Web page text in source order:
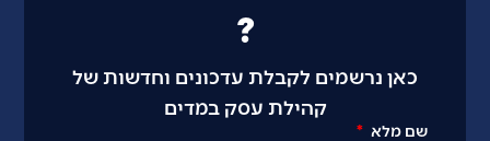
?
כאן נרשמים לקבלת עדכונים וחדשות של
קהילת עסק במדים
שם מלא